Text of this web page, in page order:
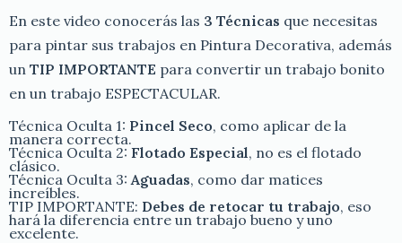
En este video conocerás las 3 Técnicas que necesitas
para pintar sus trabajos en Pintura Decorativa, además
un TIP IMPORTANTE para convertir un trabajo bonito
en un trabajo ESPECTACULAR.
Técnica Oculta 1: Pincel Seco, como aplicar de la
manera correcta.
Técnica Oculta 2: Flotado Especial, no es el flotado
clásico.
Técnica Oculta 3: Aguadas, como dar matices
increíbles.
TIP IMPORTANTE: Debes de retocar tu trabajo, eso
hará la diferencia entre un trabajo bueno y uno
excelente.